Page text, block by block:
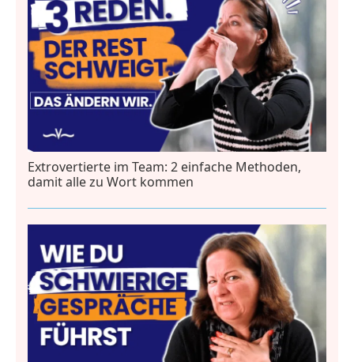
Extrovertierte im Team: 2 einfache Methoden,
damit alle zu Wort kommen